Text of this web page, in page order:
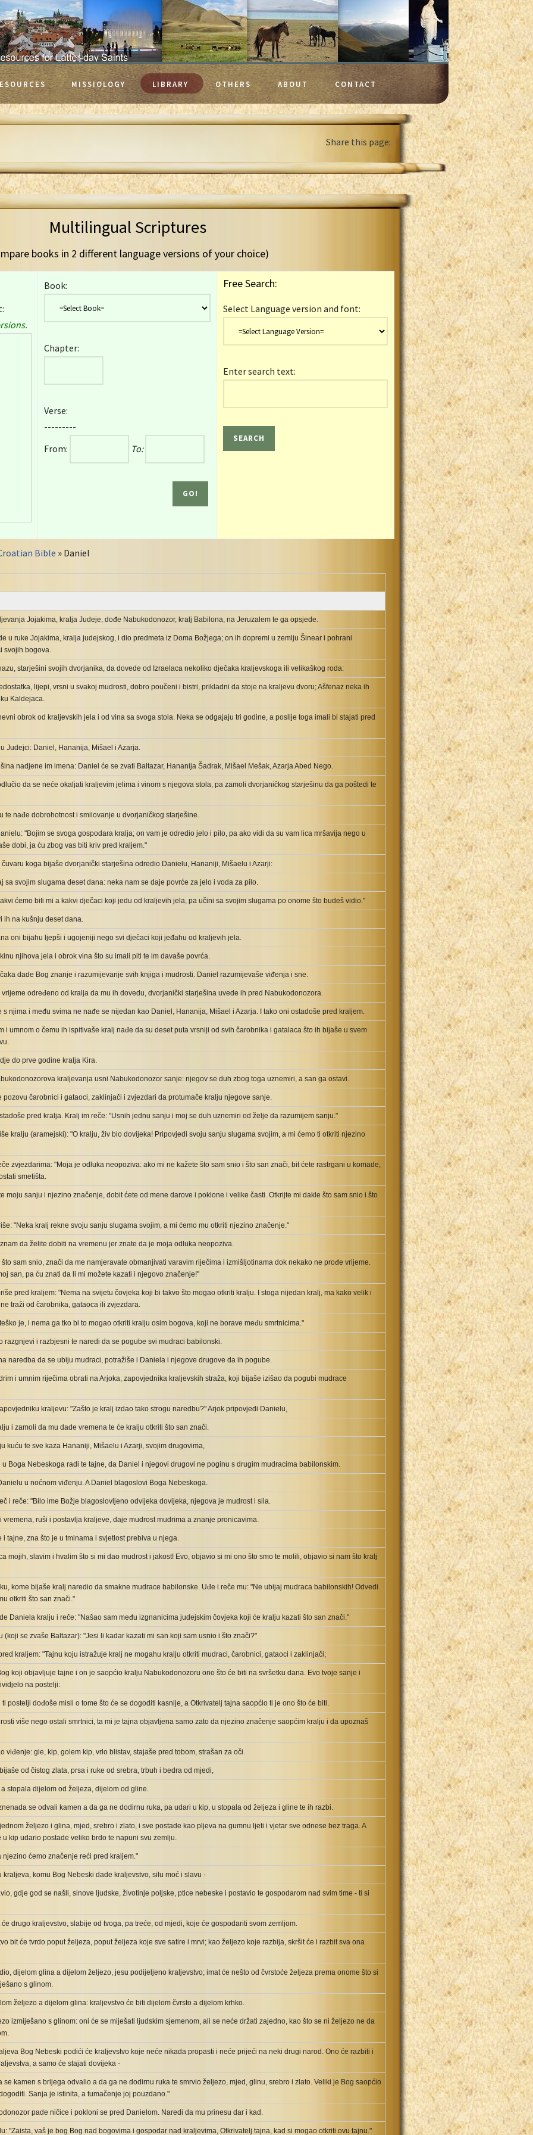
MISSIOLOGY LIBRARY OTHERS ABOUT CONTACT
Share this page:
Multilingual Scriptures
books in 2 different language versions of your choice)
Book:
Chapter:
Verse:
---------
From:
To:
Free Search:
Select Language version and font:
Enter search text:
Bible » Daniel
Jojakima, kralja Judeje, dođe Nabukodonozor, kralj Babilona, na Jeruzalem te ga opsjede.
u ruke Jojakima, kralja judejskog, i dio predmeta iz Doma Božjega; on ih dopremi u zemlju Šinear i pohrani
svojih bogova.
starješini svojih dvorjanika, da dovede od Izraelaca nekoliko dječaka kraljevskoga ili velikaškog roda:
lijepi, vrsni u svakoj mudrosti, dobro poučeni i bistri, prikladni da stoje na kraljevu dvoru; Ašfenaz neka ih
Kaldejaca.
obrok od kraljevskih jela i od vina sa svoga stola. Neka se odgajaju tri godine, a poslije toga imali bi stajati pred
Judejci: Daniel, Hananija, Mišael i Azarja.
nadjene im imena: Daniel će se zvati Baltazar, Hananija Šadrak, Mišael Mešak, Azarja Abed Nego.
da se neće okaljati kraljevim jelima i vinom s njegova stola, pa zamoli dvorjaničkog starješinu da ga poštedi te
te nađe dobrohotnost i smilovanje u dvorjaničkog starješine.
"Bojim se svoga gospodara kralja; on vam je odredio jelo i pilo, pa ako vidi da su vam lica mršavija nego u
dobi, ja ću zbog vas biti kriv pred kraljem."
koga bijaše dvorjanički starješina odredio Danielu, Hananiji, Mišaelu i Azarji:
sa svojim slugama deset dana: neka nam se daje povrće za jelo i voda za pilo.
ćemo biti mi a kakvi dječaci koji jedu od kraljevih jela, pa učini sa svojim slugama po onome što budeš vidio."
ih na kušnju deset dana.
oni bijahu ljepši i ugojeniji nego svi dječaci koji jeđahu od kraljevih jela.
njihova jela i obrok vina što su imali piti te im davaše povrća.
dade Bog znanje i razumijevanje svih knjiga i mudrosti. Daniel razumijevaše viđenja i sne.
vrijeme određeno od kralja da mu ih dovedu, dvorjanički starješina uvede ih pred Nabukodonozora.
s njima i među svima ne nađe se nijedan kao Daniel, Hananija, Mišael i Azarja. I tako oni ostadoše pred kraljem.
i umnom o čemu ih ispitivaše kralj nađe da su deset puta vrsniji od svih čarobnika i gatalaca što ih bijaše u svem
do prve godine kralja Kira.
kraljevanja usni Nabukodonozor sanje: njegov se duh zbog toga uznemiri, a san ga ostavi.
pozovu čarobnici i gataoci, zaklinjači i zvjezdari da protumače kralju njegove sanje.
pred kralja. Kralj im reče: "Usnih jednu sanju i moj se duh uznemiri od želje da razumijem sanju."
kralju (aramejski): "O kralju, živ bio dovijeka! Pripovjedi svoju sanju slugama svojim, a mi ćemo ti otkriti njezino
zvjezdarima: "Moja je odluka neopoziva: ako mi ne kažete što sam snio i što san znači, bit ćete rastrgani u komade,
smetišta.
moju sanju i njezino značenje, dobit ćete od mene darove i poklone i velike časti. Otkrijte mi dakle što sam snio i što
"Neka kralj rekne svoju sanju slugama svojim, a mi ćemo mu otkriti njezino značenje."
da želite dobiti na vremenu jer znate da je moja odluka neopoziva.
sam snio, znači da me namjeravate obmanjivati varavim riječima i izmišljotinama dok nekako ne prođe vrijeme.
san, pa ću znati da li mi možete kazati i njegovo značenje!"
pred kraljem: "Nema na svijetu čovjeka koji bi takvo što mogao otkriti kralju. I stoga nijedan kralj, ma kako velik i
traži od čarobnika, gataoca ili zvjezdara.
je, i nema ga tko bi to mogao otkriti kralju osim bogova, koji ne borave među smrtnicima."
razgnjevi i razbjesni te naredi da se pogube svi mudraci babilonski.
naredba da se ubiju mudraci, potražiše i Daniela i njegove drugove da ih pogube.
i umnim riječima obrati na Arjoka, zapovjednika kraljevskih straža, koji bijaše izišao da pogubi mudrace
kraljevu: "Zašto je kralj izdao tako strogu naredbu?" Arjok pripovjedi Danielu,
i zamoli da mu dade vremena te će kralju otkriti što san znači.
kuću te sve kaza Hananiji, Mišaelu i Azarji, svojim drugovima,
Boga Nebeskoga radi te tajne, da Daniel i njegovi drugovi ne poginu s drugim mudracima babilonskim.
u noćnom viđenju. A Daniel blagoslovi Boga Nebeskoga.
i reče: "Bilo ime Božje blagoslovljeno odvijeka dovijeka, njegova je mudrost i sila.
vremena, ruši i postavlja kraljeve, daje mudrost mudrima a znanje pronicavima.
i tajne, zna što je u tminama i svjetlost prebiva u njega.
mojih, slavim i hvalim što si mi dao mudrost i jakost! Evo, objavio si mi ono što smo te molili, objavio si nam što kralj
kome bijaše kralj naredio da smakne mudrace babilonske. Uđe i reče mu: "Ne ubijaj mudraca babilonskih! Odvedi
otkriti što san znači."
Daniela kralju i reče: "Našao sam među izgnanicima judejskim čovjeka koji će kralju kazati što san znači."
(koji se zvaše Baltazar): "Jesi li kadar kazati mi san koji sam usnio i što znači?"
kraljem: "Tajnu koju istražuje kralj ne mogahu kralju otkriti mudraci, čarobnici, gataoci i zaklinjači;
koji objavljuje tajne i on je saopćio kralju Nabukodonozoru ono što će biti na svršetku dana. Evo tvoje sanje i
na postelji:
ti postelji dođoše misli o tome što će se dogoditi kasnije, a Otkrivatelj tajna saopćio ti je ono što će biti.
više nego ostali smrtnici, ta mi je tajna objavljena samo zato da njezino značenje saopćim kralju i da upoznaš
viđenje: gle, kip, golem kip, vrlo blistav, stajaše pred tobom, strašan za oči.
od čistog zlata, prsa i ruke od srebra, trbuh i bedra od mjedi,
stopala dijelom od željeza, dijelom od gline.
se odvali kamen a da ga ne dodirnu ruka, pa udari u kip, u stopala od željeza i gline te ih razbi.
željezo i glina, mjed, srebro i zlato, i sve postade kao pljeva na gumnu ljeti i vjetar sve odnese bez traga. A
u kip udario postade veliko brdo te napuni svu zemlju.
njezino ćemo značenje reći pred kraljem."
kraljeva, komu Bog Nebeski dade kraljevstvo, silu moć i slavu -
gdje god se našli, sinove ljudske, životinje poljske, ptice nebeske i postavio te gospodarom nad svim time - ti si
će drugo kraljevstvo, slabije od tvoga, pa treće, od mjedi, koje će gospodariti svom zemljom.
bit će tvrdo poput željeza, poput željeza koje sve satire i mrvi; kao željezo koje razbija, skršit će i razbit sva ona
dijelom glina a dijelom željezo, jesu podijeljeno kraljevstvo; imat će nešto od čvrstoće željeza prema onome što si
s glinom.
željezo a dijelom glina: kraljevstvo će biti dijelom čvrsto a dijelom krhko.
izmiješano s glinom: oni će se miješati ljudskim sjemenom, ali se neće držati zajedno, kao što se ni željezo ne da
Bog Nebeski podići će kraljevstvo koje neće nikada propasti i neće prijeći na neki drugi narod. Ono će razbiti i
a samo će stajati dovijeka -
se kamen s brijega odvalio a da ga ne dodirnu ruka te smrvio željezo, mjed, glinu, srebro i zlato. Veliki je Bog saopćio
Sanja je istinita, a tumačenje joj pouzdano."
pade ničice i pokloni se pred Danielom. Naredi da mu prinesu dar i kad.
"Zaista, vaš je bog Bog nad bogovima i gospodar nad kraljevima, Otkrivatelj tajna, kad si mogao otkriti ovu tajnu."